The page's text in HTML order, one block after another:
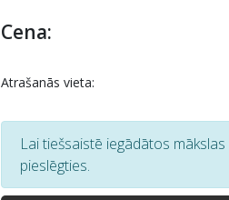
Cena:
Atrašanās vieta:
Lai tiešsaistē iegādātos
pieslēgties.